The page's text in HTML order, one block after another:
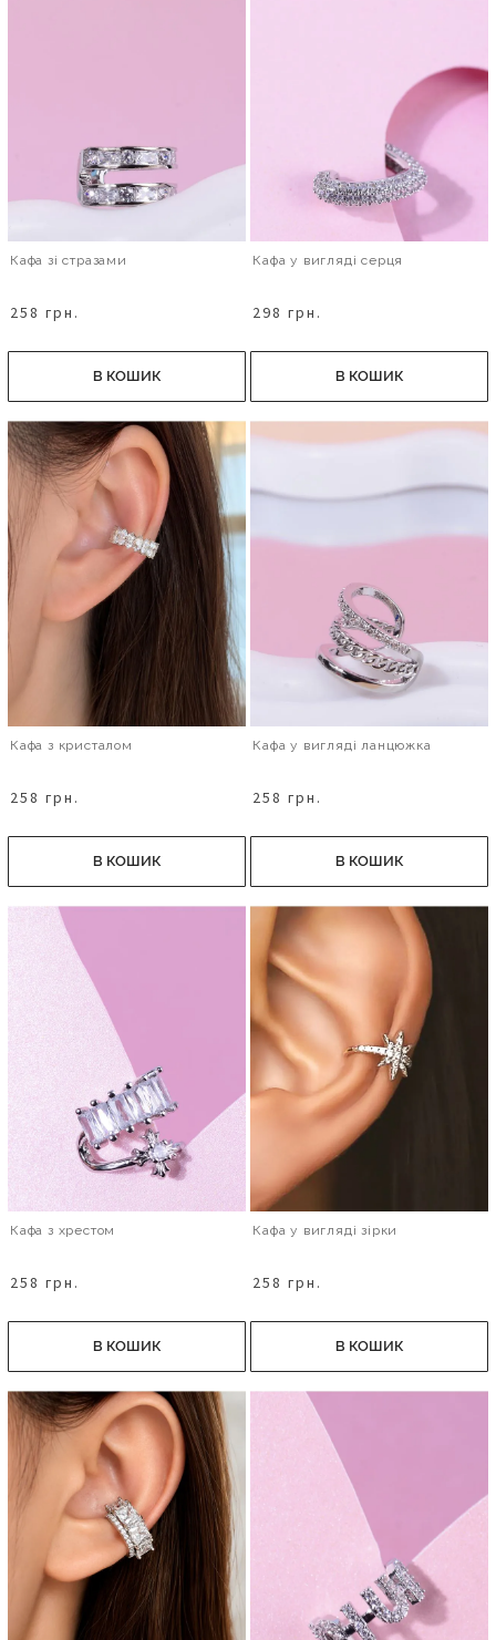
Кафа зі стразами
258 грн.
В КОШИК
Кафа у вигляді серця
298 грн.
В КОШИК
Кафа з кристалом
258 грн.
В КОШИК
Кафа у вигляді ланцюжка
258 грн.
В КОШИК
Кафа з хрестом
258 грн.
В КОШИК
Кафа у вигляді зірки
258 грн.
В КОШИК